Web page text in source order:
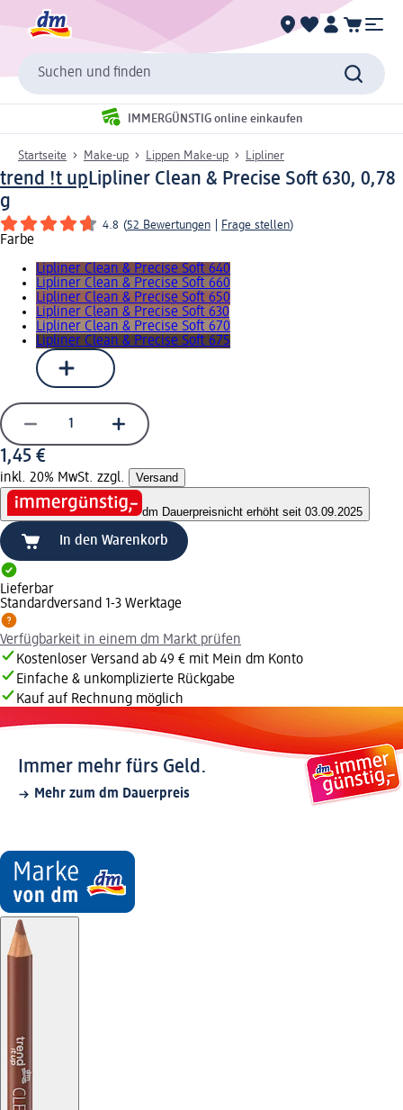
Suchen und finden
IMMERGÜNSTIG online einkaufen
Startseite Make-up Lippen Make-up Lipliner
trend !t upLipliner Clean & Precise Soft 630, 0,78
g
4.8 (52 Bewertungen Frage stellen)
Farbe
Lipliner Clean & Precise Soft 640
Lipliner Clean & Precise Soft 660
Lipliner Clean & Precise Soft 650
Lipliner Clean & Precise Soft 630
Lipliner Clean & Precise Soft 670
Lipliner Clean & Precise Soft 675
1,45 €
inkl. 20% MwSt. zzgl. Versand
dm Dauerpreisnicht erhöht seit 03.09.2025
In den Warenkorb
Lieferbar
Standardversand 1-3 Werktage
Verfügbarkeit in einem dm Markt prüfen
Kostenloser Versand ab 49 € mit Mein dm Konto
Einfache & unkomplizierte Rückgabe
Kauf auf Rechnung möglich
Immer mehr fürs Geld.
Mehr zum dm Dauerpreis